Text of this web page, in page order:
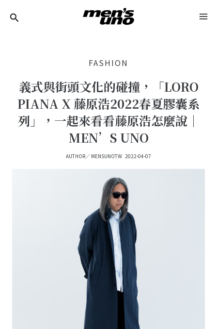
FASHION
義式與街頭文化的碰撞，「LORO
PIANA X 藤原浩2022春夏膠囊系
列」，一起來看看藤原浩怎麼說｜
MEN’S UNO
AUTHOR／ MENSUNOTW 2022-04-07
Navigation